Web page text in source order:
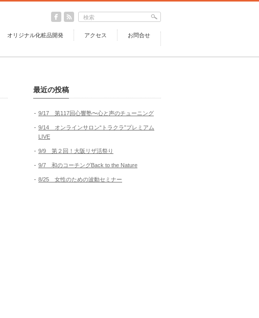
オリジナル化粧品開発 アクセス お問合せ
最近の投稿
9/17 第117回心響塾〜心と声のチューニング
9/14 オンラインサロン“トラクラ”プレミアム
LIVE
9/9 第２回！大阪リザ活祭り
9/7 和のコーチングBack to the Nature
8/25 女性のための波動セミナー